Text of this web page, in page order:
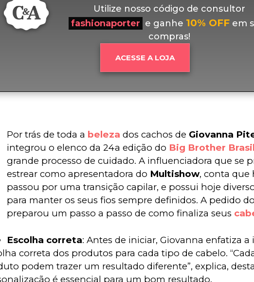
Utilize nosso código de consultor
fashionaporter e ganhe 10% OFFem
compras!
ACESSE A LOJA
Por trás de toda a beleza dos cachos de Giovanna
integrou o elenco da 24a edição do Big Brother
grande processo de cuidado. A influenciadora que se
estrear como apresentadora do Multishow, conta que
passou por uma transição capilar, e possui hoje
para manter os seus fios sempre definidos. A pedido
preparou um passo a passo de como finaliza seus
Escolha correta: Antes de iniciar, Giovanna enfatiza
correta dos produtos para cada tipo de cabelo.
podem trazer um resultado diferente”, explica,
é essencial para um bom resultado.